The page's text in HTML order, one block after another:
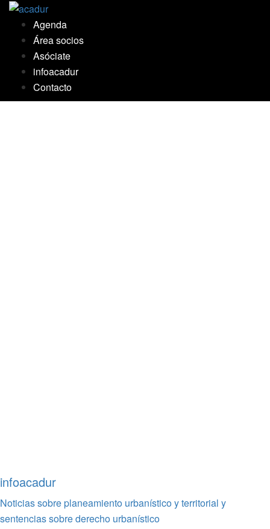
Saltar
contenido
Agenda
Área socios
Asóciate
infoacadur
Contacto
infoacadur
Noticias sobre planeamiento urbanístico y territorial y
sentencias sobre derecho urbanístico